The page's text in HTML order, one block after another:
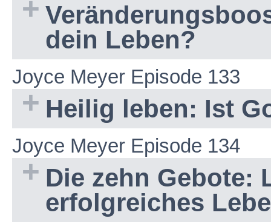
dein Leben?
Joyce Meyer Episode 133
Heilig leben: Ist
Joyce Meyer Episode 134
Die zehn Gebote:
erfolgreiches